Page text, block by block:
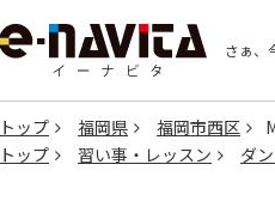
さぁ、
トップ 福岡県 福岡市西区
トップ
習い事・レッスン ダ